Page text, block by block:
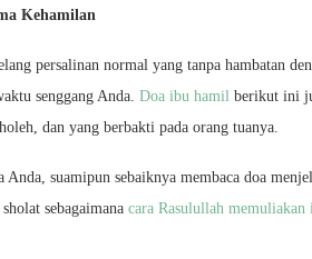
Kehamilan
persalinan normal yang tanpa hambatan
senggang Anda. Doa ibu hamil berikut ini
dan yang berbakti pada orang tuanya.
Anda, suamipun sebaiknya membaca doa
sebagaimana cara Rasulullah memuliakan